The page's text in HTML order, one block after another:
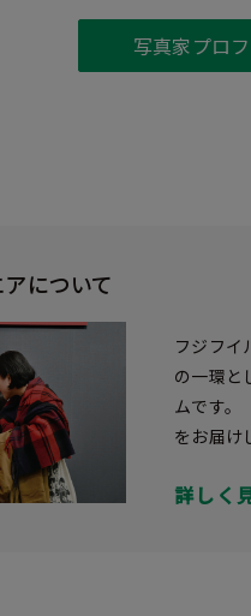
写真家プロ
について
フジフイ
の一環と
ムです。
をお届け
詳しく